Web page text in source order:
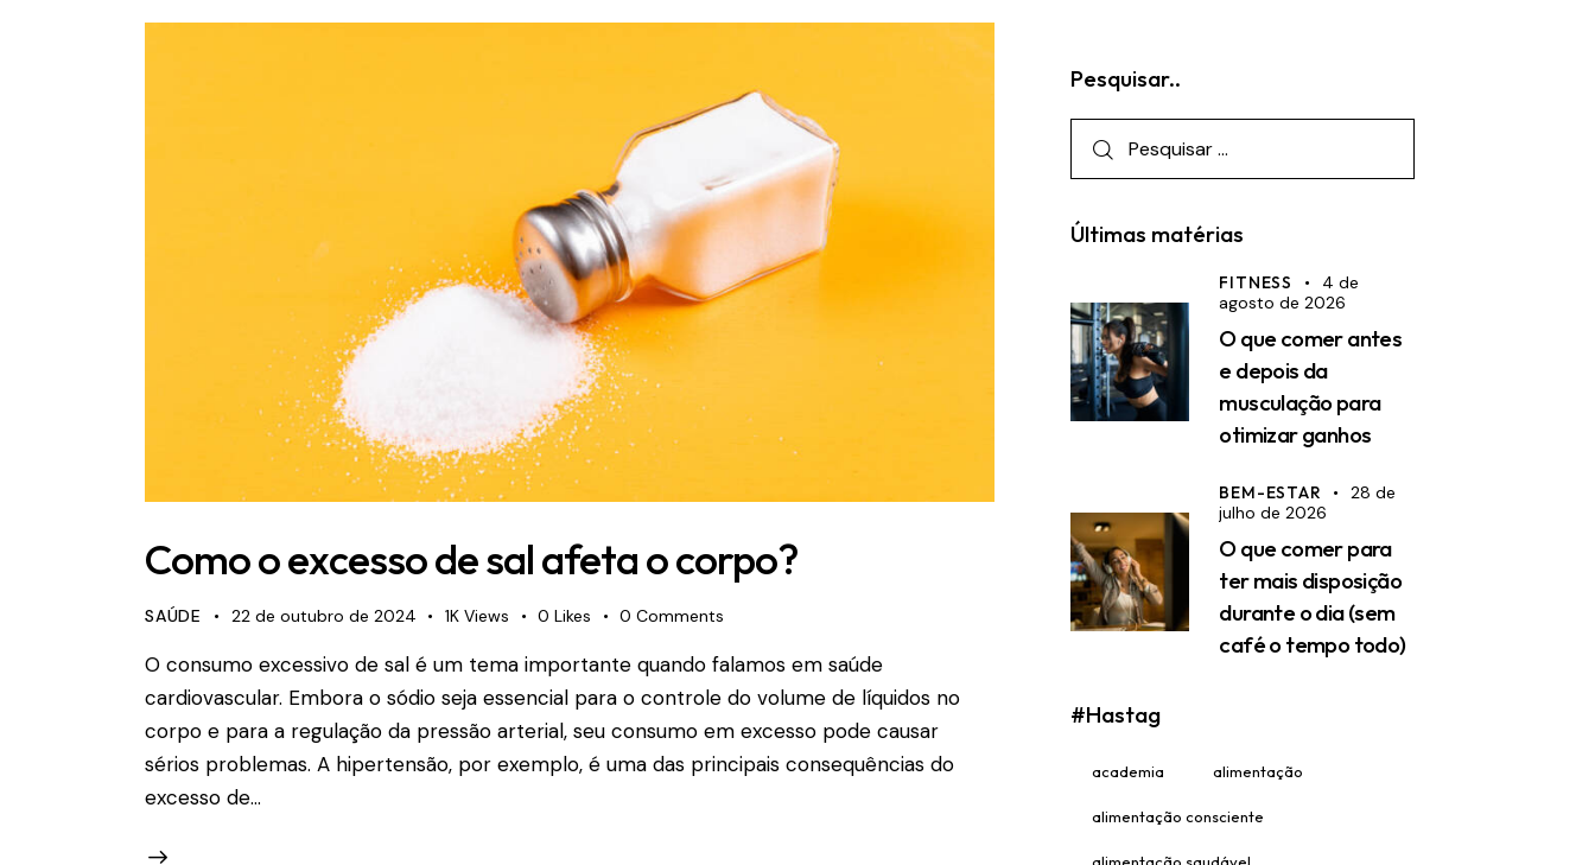
Como o excesso de sal afeta o corpo?
SAÚDE 22 de outubro de 2024 1K Views 0 Likes 0 Comments
O consumo excessivo de sal é um tema importante quando falamos em saúde
cardiovascular. Embora o sódio seja essencial para o controle do volume de líquidos no
corpo e para a regulação da pressão arterial, seu consumo em excesso pode causar
sérios problemas. A hipertensão, por exemplo, é uma das principais consequências do
excesso de…
Pesquisar..
Pesquisar
Últimas matérias
FITNESS
4 de
agosto de 2026
O que comer antes
e depois da
musculação para
otimizar ganhos
BEM-ESTAR
28 de
julho de 2026
O que comer para
ter mais disposição
durante o dia (sem
café o tempo todo)
#Hastag
academia alimentação
alimentação consciente
alimentação saudável